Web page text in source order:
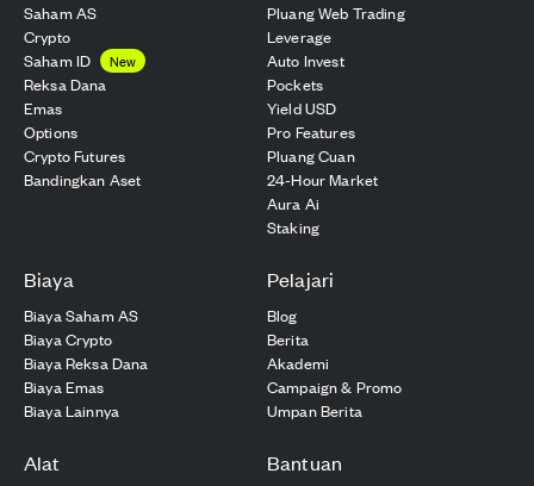
Saham AS
Crypto
Saham ID
New
Reksa Dana
Emas
Options
Crypto Futures
Bandingkan Aset
Pluang Web Trading
Leverage
Auto Invest
Pockets
Yield USD
Pro Features
Pluang Cuan
24-Hour Market
Aura Ai
Staking
Biaya
Biaya Saham AS
Biaya Crypto
Biaya Reksa Dana
Biaya Emas
Biaya Lainnya
Pelajari
Blog
Berita
Akademi
Campaign & Promo
Umpan Berita
Alat Bantuan